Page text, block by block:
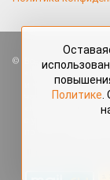
Все права
«Красраб.ру»
и читателями,
частичное
«Красраб.ру»,
Политике